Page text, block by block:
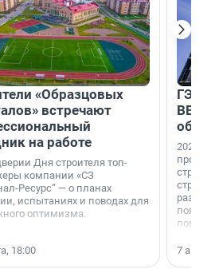
«Образцовых
встречают
на работе
Дня строителя топ-
компании «СЗ
Ресурс“ — о планах
испытаниях и поводах для
оптимизма.
18:00
ГЭС,
ВВП: в
об
2026-й —
раз. В
7